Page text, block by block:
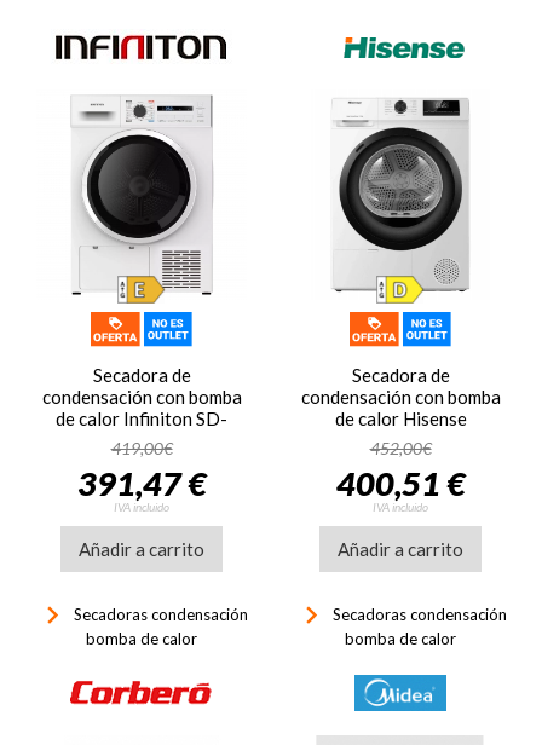
Secadora de
condensación con bomba
de calor Infiniton SD-
BC8EWN, 8kg, clase E,
142 kWh/100 ciclos,
66dB, 16 programas,
VaporCare, luz LED,
blanco
419,00€
391,47 €
IVA incluido
Añadir a carrito
keyboard_arrow_right
Secadoras condensación
bomba de calor
Secadora de
condensación con bomba
de calor Hisense
DHQE800BW2, 8kg,
clase D, 235 kWh/100
ciclos, 64dB, 16
programas, display, blanco
452,00€
400,51 €
IVA incluido
Añadir a carrito
keyboard_arrow_right
Secadoras condensación
bomba de calor